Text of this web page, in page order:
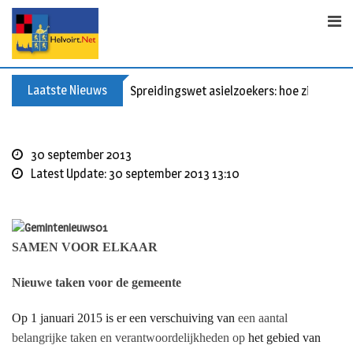
p
Laatste Nieuws Spreidingswet asielzoekers: hoe zit dat?
30 september 2013
Latest Update: 30 september 2013 13:10
SAMEN VOOR ELKAAR
Nieuwe taken voor de gemeente
Op 1 januari 2015 is er een verschuiving van een aantal
belangrijke taken en verantwoordelijkheden op het gebied van